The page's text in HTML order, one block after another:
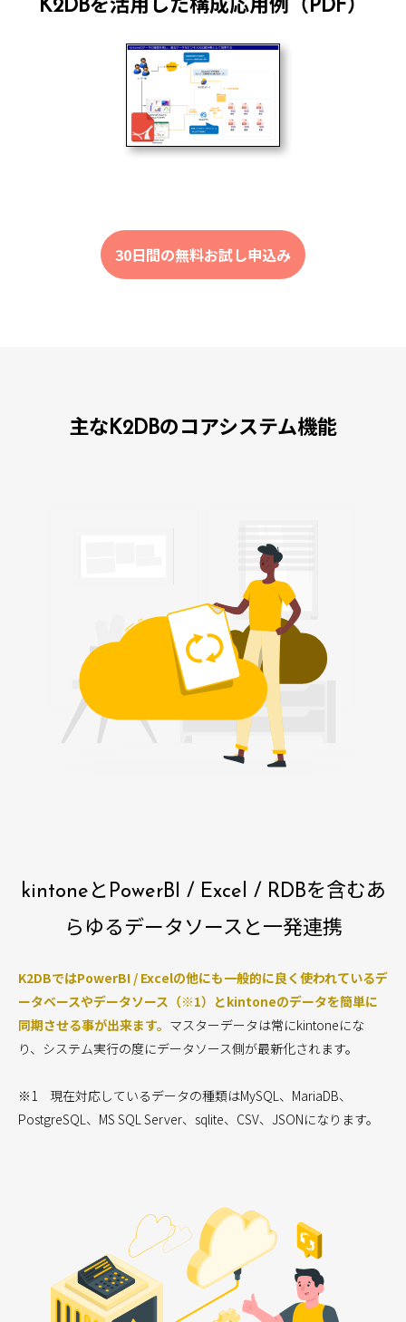
K2DBを活用した構成応用例（PDF）
30日間の無料お試し申込み
主なK2DBのコアシステム機能
kintoneとPowerBI / Excel / RDBを含むあ
らゆるデータソースと一発連携
K2DBではPowerBI / Excelの他にも一般的に良く使われているデ
ータベースやデータソース（※1）とkintoneのデータを簡単に
同期させる事が出来ます。 マスターデータは常にkintoneにな
り、システム実行の度にデータソース側が最新化されます。
※1 現在対応しているデータの種類はMySQL、MariaDB、
PostgreSQL、MS SQL Server、sqlite、CSV、JSONになります。